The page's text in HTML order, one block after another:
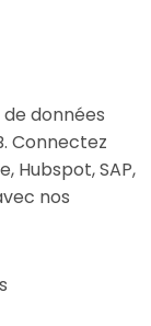
données
Connectez
Hubspot, SAP,
nos